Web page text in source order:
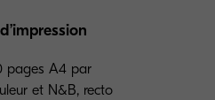
pages A4 par
et N&B, recto